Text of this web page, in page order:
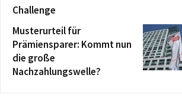
Challenge
Musterurteil für
Prämiensparer: Kommt nun
die große
Nachzahlungswelle?